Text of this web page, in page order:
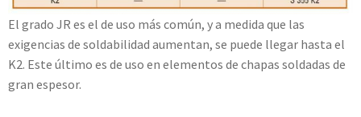
El grado JR es el de uso más común, y a medida que las
exigencias de soldabilidad aumentan, se puede llegar hasta el
K2. Este último es de uso en elementos de chapas soldadas de
gran espesor.